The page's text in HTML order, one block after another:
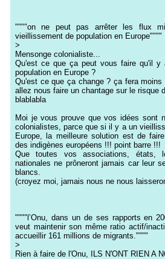
""""on ne peut pas arrêter les flux
vieillissement de population en Europe""""
>
Mensonge colonialiste...
Qu'est ce que ça peut vous faire qu'il y
population en Europe ?
Qu'est ce que ça change ? ça fera
allez nous faire un chantage sur le risque
blablabla
Moi je vous prouve que vos idées sont
colonialistes, parce que si il y a un
Europe, la meilleure solution est de
des indigènes européens !!! point barre !!!
Que toutes vos associations, états,
nationales ne prôneront jamais car leur
blancs.
(croyez moi, jamais nous ne nous
""""l’Onu, dans un de ses rapports en
veut maintenir son même ratio actif/
accueillir 161 millions de migrants.""""
>
Rien à faire de l'Onu, ILS N'ONT RIEN A